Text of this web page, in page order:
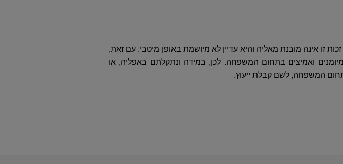
זו אינה מובנת מאליה והיא עדיין לא מיושמת באופן מיטבי. עם זאת,
ואמיצים בתחום המשפחה. לכן, במידה ונתקלתם באפליה, או
המשפחה, לשם קבלת ייעוץ.